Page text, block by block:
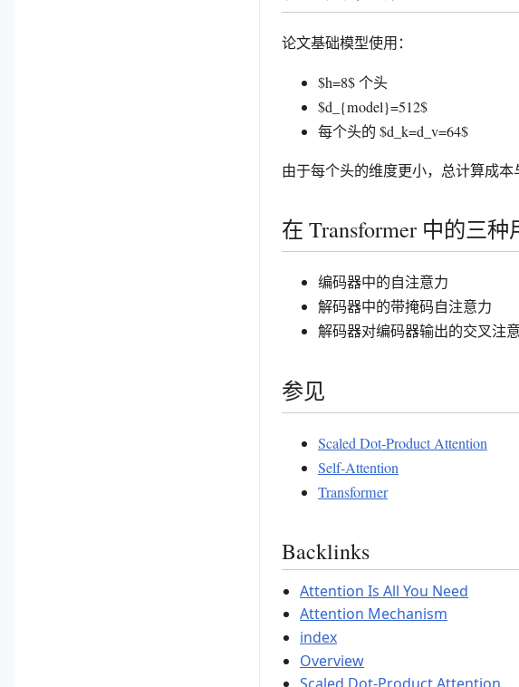
论文基础模型使用：
$h=8$ 个头
$d_{model}=512$
每个头的 $d_k=d_v=64$
由于每个头的维度更小，总计算成本
在 Transformer 中的三种
编码器中的自注意力
解码器中的带掩码自注意力
解码器对编码器输出的交叉注
参见
Scaled Dot-Product Attention
Self-Attention
Transformer
Backlinks
Attention Is All You Need
Attention Mechanism
index
Overview